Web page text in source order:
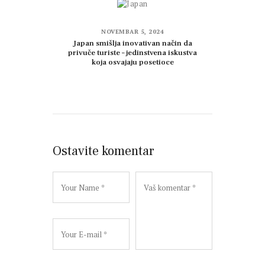
NOVEMBAR 5, 2024
Japan smišlja inovativan način da
privuče turiste – jedinstvena iskustva
koja osvajaju posetioce
Ostavite komentar